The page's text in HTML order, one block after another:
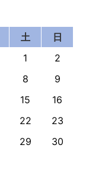
土
日
1
2
8
9
15
16
22
23
29
30